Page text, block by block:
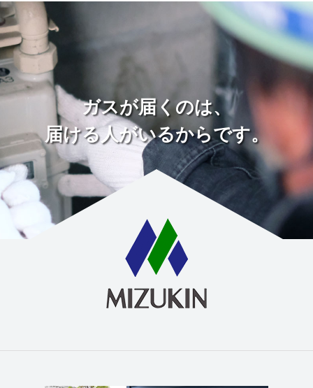
ガスが届くのは、
届ける人がいるからです。